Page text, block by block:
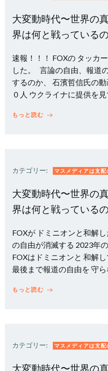
大変動時代〜世界の
界は何と戦っている
速報！！！ FOXの タッカ
した。 言論の自由、報道
するのか、 石濱哲信氏の
０人 ウクライナに提供を
もっと読む
カテゴリー: マスメディアは支
大変動時代〜世界の
界は何と戦っている
FOXが ドミニオンと和解
の自由が消滅する 2023年
FOXはドミニオンと 和解
最後まで報道の自由を 守
もっと読む
カテゴリー: マスメディアは支
大変動時代〜世界の